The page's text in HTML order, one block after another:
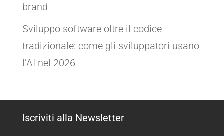
brand
Sviluppo software oltre il codice
tradizionale: come gli sviluppatori usano
l’AI nel 2026
Iscriviti alla Newsletter